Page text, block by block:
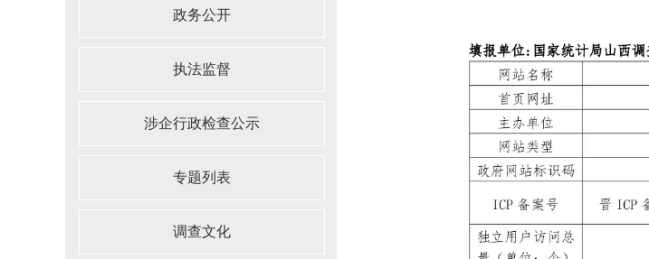
政务公开
执法监督
涉企行政检查公示
专题列表
调查文化